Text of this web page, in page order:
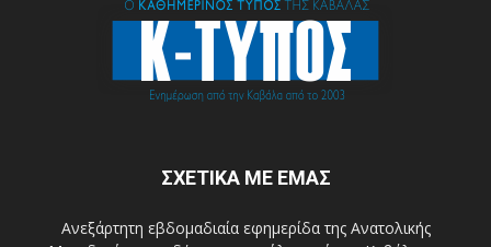
ΣΧΕΤΙΚΑ ΜΕ ΕΜΑΣ
Ανεξάρτητη εβδομαδιαία εφημερίδα της Ανατολικής